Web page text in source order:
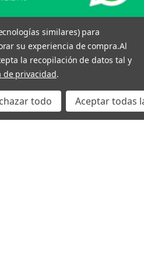
similares) para
su experiencia de compra.Al
la recopilación de datos tal y
de privacidad.
todo Aceptar todas